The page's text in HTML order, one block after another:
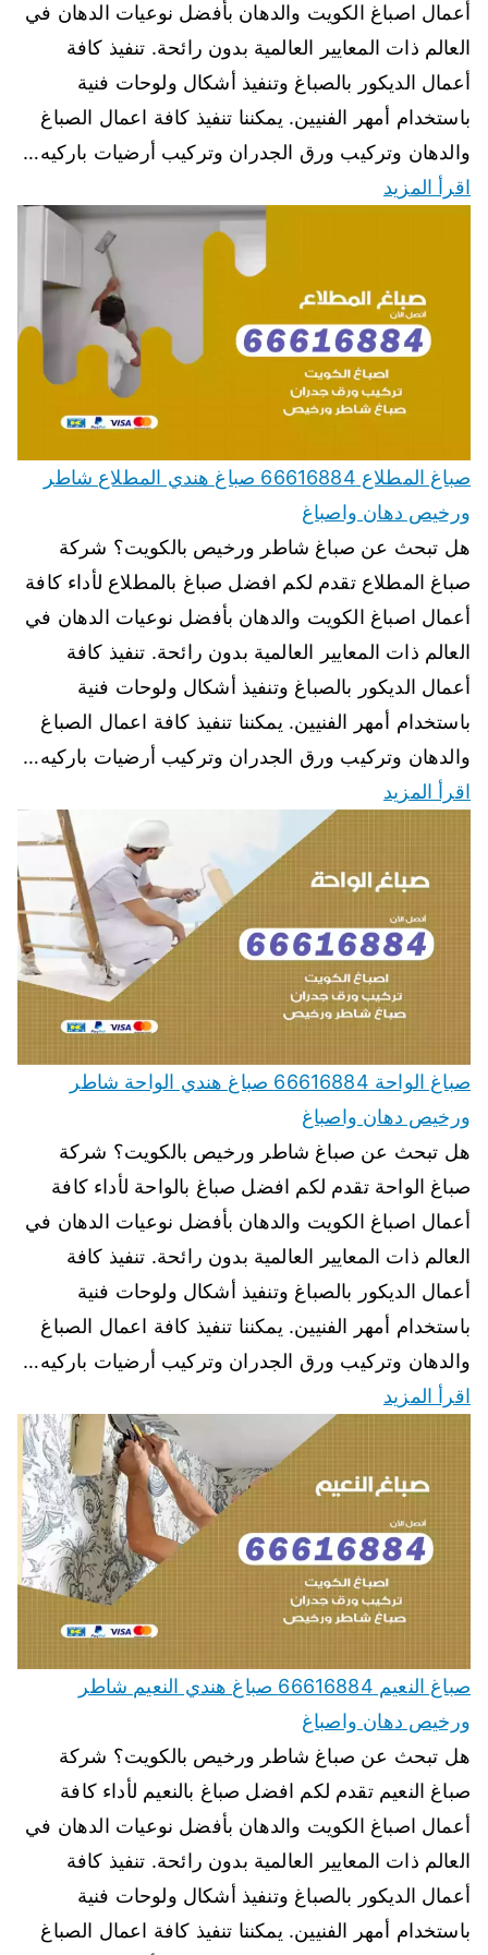
أعمال اصباغ الكويت والدهان بأفضل نوعيات الدهان في
العالم ذات المعايير العالمية بدون رائحة. تنفيذ كافة
أعمال الديكور بالصباغ وتنفيذ أشكال ولوحات فنية
باستخدام أمهر الفنيين. يمكننا تنفيذ كافة اعمال الصباغ
والدهان وتركيب ورق الجدران وتركيب أرضيات باركيه…
اقرأ المزيد
صباغ المطلاع 66616884 صباغ هندي المطلاع شاطر
ورخيص دهان واصباغ
هل تبحث عن صباغ شاطر ورخيص بالكويت؟ شركة
صباغ المطلاع تقدم لكم افضل صباغ بالمطلاع لأداء كافة
أعمال اصباغ الكويت والدهان بأفضل نوعيات الدهان في
العالم ذات المعايير العالمية بدون رائحة. تنفيذ كافة
أعمال الديكور بالصباغ وتنفيذ أشكال ولوحات فنية
باستخدام أمهر الفنيين. يمكننا تنفيذ كافة اعمال الصباغ
والدهان وتركيب ورق الجدران وتركيب أرضيات باركيه…
اقرأ المزيد
صباغ الواحة 66616884 صباغ هندي الواحة شاطر
ورخيص دهان واصباغ
هل تبحث عن صباغ شاطر ورخيص بالكويت؟ شركة
صباغ الواحة تقدم لكم افضل صباغ بالواحة لأداء كافة
أعمال اصباغ الكويت والدهان بأفضل نوعيات الدهان في
العالم ذات المعايير العالمية بدون رائحة. تنفيذ كافة
أعمال الديكور بالصباغ وتنفيذ أشكال ولوحات فنية
باستخدام أمهر الفنيين. يمكننا تنفيذ كافة اعمال الصباغ
والدهان وتركيب ورق الجدران وتركيب أرضيات باركيه…
اقرأ المزيد
صباغ النعيم 66616884 صباغ هندي النعيم شاطر
ورخيص دهان واصباغ
هل تبحث عن صباغ شاطر ورخيص بالكويت؟ شركة
صباغ النعيم تقدم لكم افضل صباغ بالنعيم لأداء كافة
أعمال اصباغ الكويت والدهان بأفضل نوعيات الدهان في
العالم ذات المعايير العالمية بدون رائحة. تنفيذ كافة
أعمال الديكور بالصباغ وتنفيذ أشكال ولوحات فنية
باستخدام أمهر الفنيين. يمكننا تنفيذ كافة اعمال الصباغ